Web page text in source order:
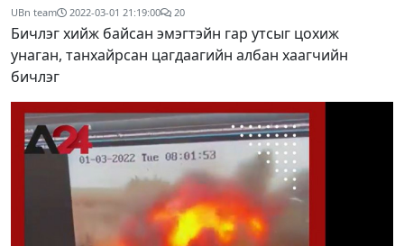
UBn team 2022-03-01 21:19:00 20
Бичлэг хийж байсан эмэгтэйн гар утсыг цохиж
унаган, танхайрсан цагдаагийн албан хаагчийн
бичлэг